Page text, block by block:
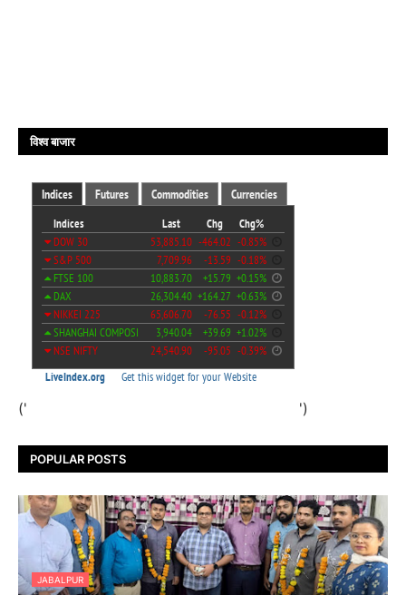
विश्व बाजार
(' ')
POPULAR POSTS
JABALPUR